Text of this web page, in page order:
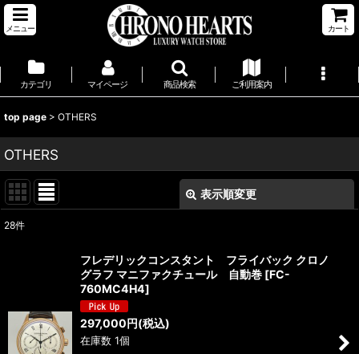
メニュー カート
カテゴリ マイページ 商品検索 ご利用案内
top page > OTHERS
OTHERS
表示順変更
絞り込む
28件
フレデリックコンスタント フライバック クロノ
グラフ マニファクチュール 自動巻 [FC-
760MC4H4]
297,000円(税込)
在庫数 1個